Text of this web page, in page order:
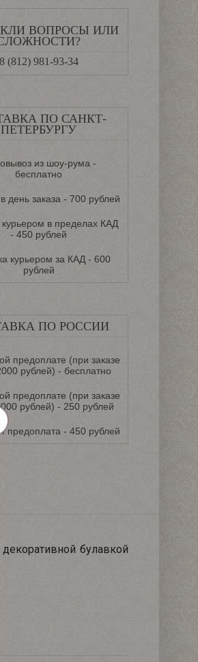
ВОПРОСЫ ИЛИ
8 (812) 981-93-34
ПО САНКТ-
ПЕТЕРБУРГУ
из шоу-рума -
бесплатно
день заказа - 700 рублей
курьером в пределах КАД
- 450 рублей
курьером за КАД - 600
рублей
ПО РОССИИ
предоплате (при заказе
рублей) - бесплатно
предоплате (при заказе
рублей) - 250 рублей
предоплата - 450 рублей
булавкой